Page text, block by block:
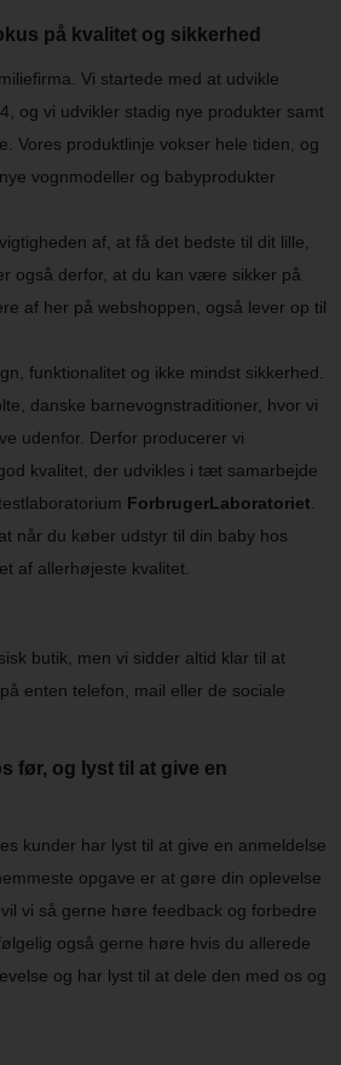
på kvalitet og sikkerhed
Vi startede med at udvikle
og vi udvikler stadig nye produkter samt
Vores produktlinje vokser hele tiden, og
vognmodeller og babyprodukter
af, at få det bedste til dit lille,
også derfor, at du kan være sikker på
af her på webshoppen, også lever op til
funktionalitet og ikke mindst sikkerhed.
danske barnevognstraditioner, hvor vi
udenfor. Derfor producerer vi
kvalitet, der udvikles i tæt samarbejde
ForbrugerLaboratoriet
når du køber udstyr til din baby hos
af allerhøjeste kvalitet.
butik, men vi sidder altid klar til at
enten telefon, mail eller de sociale
før, og lyst til at give en
kunder har lyst til at give en anmeldelse
opgave er at gøre din oplevelse
vi så gerne høre feedback og forbedre
også gerne høre hvis du allerede
og har lyst til at dele den med os og